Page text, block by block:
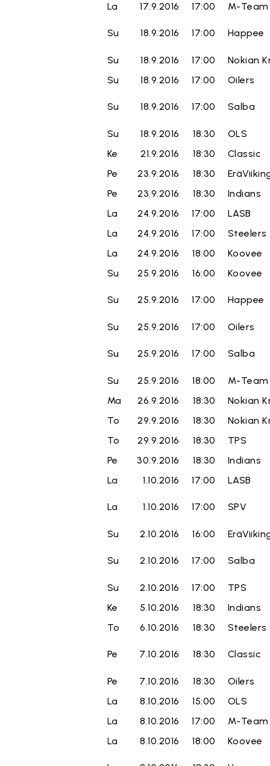
La 17.9.2016 17:00 M-Team
Su 18.9.2016 17:00 Happee
Su 18.9.2016 17:00
Nokian
Su
18.9.2016 17:00 Oilers
Su 18.9.2016 17:00 Salba
Su 18.9.2016 18:30
OLS
Ke
21.9.2016 18:30
Classic
Pe
23.9.2016 18:30
Pe
23.9.2016 18:30
Indians
La
24.9.2016 17:00
LASB
La
24.9.2016 17:00
Steelers
La
24.9.2016 18:00
Koovee
Su
25.9.2016 16:00 Koovee
Su 25.9.2016 17:00 Happee
Su 25.9.2016 17:00 Oilers
Su 25.9.2016 17:00 Salba
Su 25.9.2016 18:00
M-Team
Ma
26.9.2016 18:30
Nokian
To
29.9.2016 18:30
Nokian
To
29.9.2016 18:30
TPS
Pe
30.9.2016 18:30
Indians
La
1.10.2016 17:00 LASB
La 1.10.2016 17:00 SPV
Su 2.10.2016 16:00
Su 2.10.2016 17:00 Salba
Su 2.10.2016 17:00
TPS
Ke
5.10.2016 18:30
Indians
To
6.10.2016 18:30 Steelers
Pe 7.10.2016 18:30 Classic
Pe 7.10.2016 18:30
Oilers
La
8.10.2016 15:00
OLS
La
8.10.2016 17:00
M-Team
La
8.10.2016 18:00 Koovee